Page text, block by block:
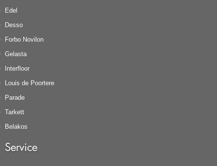
Edel
Desso
Forbo Novilon
Gelasta
Interfloor
Louis de Poortere
Parade
Tarkett
Belakos
Service